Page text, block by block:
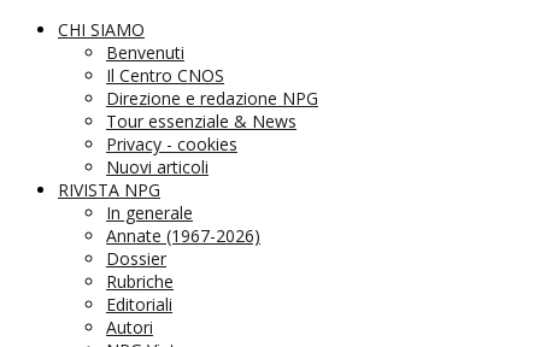
CHI SIAMO
Benvenuti
Il Centro CNOS
Direzione e redazione NPG
Tour essenziale & News
Privacy - cookies
Nuovi articoli
RIVISTA NPG
In generale
Annate (1967-2026)
Dossier
Rubriche
Editoriali
Autori